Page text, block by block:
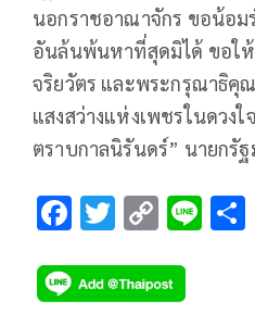
นอกราชอาณาจักร ขอน้อ
อันล้นพ้นหาที่สุดมิได้ ขอใ
จริยวัตร และพระกรุณาธิคุ
แสงสว่างแห่งเพชรในดวง
ตราบกาลนิรันดร์” นายกรั
F
e
T
tt
C
p
Li